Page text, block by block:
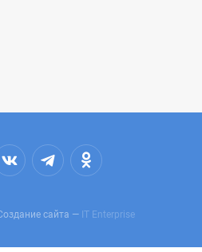
сайта — IT Enterprise